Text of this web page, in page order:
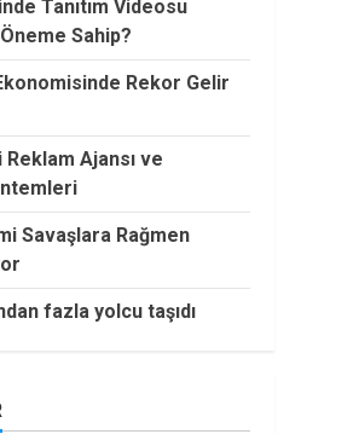
Tanıtım Videosu
Sahip?
Rekor Gelir
Reklam Ajansı ve
Savaşlara Rağmen
fazla yolcu taşıdı